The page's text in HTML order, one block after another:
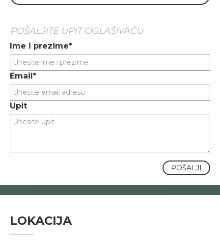
POŠALJITE UPIT OGLAŠIVAČU
Ime i prezime*
Email*
Upit
POŠALJI
LOKACIJA